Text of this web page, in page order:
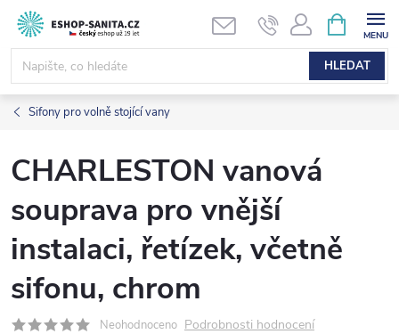
Přejít
obsah
HLEDAT
NÁKUPNÍ
KOŠÍK
Sifony pro volně stojící vany
CHARLESTON vanová
souprava pro vnější
instalaci, řetízek, včetně
sifonu, chrom
Neohodnoceno Podrobnosti hodnocení